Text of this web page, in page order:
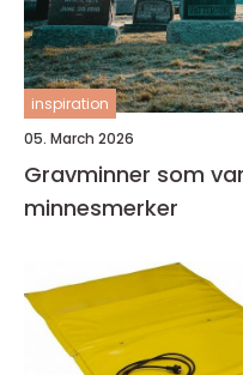
inspiration
05. March 2026
Gravminner som
minnesmerker